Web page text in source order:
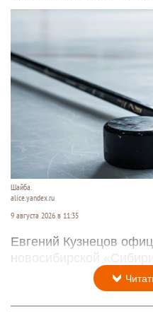
Шайба.
alice.yandex.ru
9 августа 2026 в 11:35
Евгений Кузнецов
новосибирской